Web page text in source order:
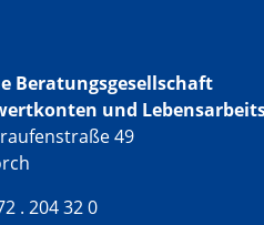
Beratungsgesellschaft
und
49
. 204 32 0